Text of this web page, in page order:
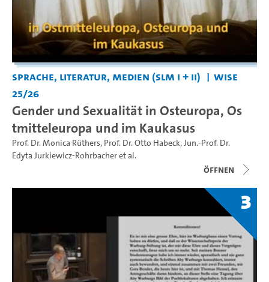
Sprache, Literatur, Medien (SLM I + II)
WiSe
25/26
Gender und Sexualität in Osteuropa, Os
tmitteleuropa und im Kaukasus
Prof. Dr. Monica Rüthers, Prof. Dr. Otto Habeck,Jun.-Prof. Dr.
Edyta Jurkiewicz-Rohrbacheret al.
Öffnen
3